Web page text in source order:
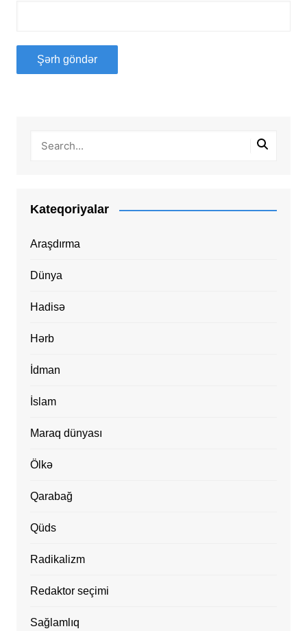
Kateqoriyalar
Araşdırma
Dünya
Hadisə
Hərb
İdman
İslam
Maraq dünyası
Ölkə
Qarabağ
Qüds
Radikalizm
Redaktor seçimi
Sağlamlıq